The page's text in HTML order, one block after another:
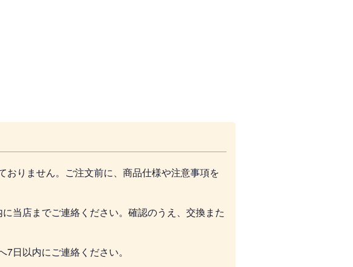
りません。ご注文前に、商品仕様や注意事項を
当店までご連絡ください。確認のうえ、交換また
日以内にご連絡ください。